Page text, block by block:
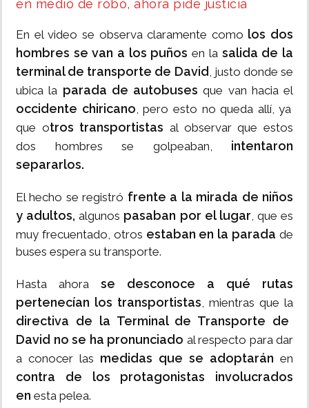
en medio de robo, ahora pide justicia
En el video se observa claramente como los dos
hombres se van a los puñosen lasalida de la
terminal de transporte de David , justo donde se
ubica la parada de autobusesque van hacia el
occidente chiricano, pero esto no queda allí, ya
que otros transportistasal observar que estos
dos hombres se golpeaban, intentaron
separarlos.
El hecho se registró frente a la mirada de niños
y adultos, algunos pasaban por el lugar, que es
muy frecuentado, otros estaban en la paradade
buses espera su transporte.
Hasta ahora se desconoce a qué rutas
pertenecían los transportistas, mientras que la
directiva de la Terminal de Transporte de
David no se ha pronunciado al respecto para dar
a conocer las medidas que se adoptarán en
contra de los protagonistas involucrados
en esta pelea.